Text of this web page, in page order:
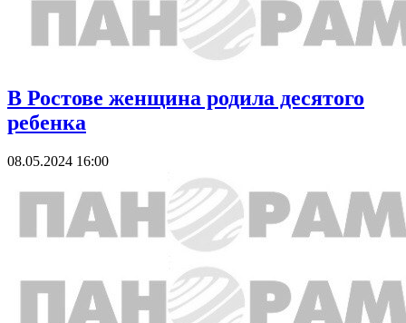
В Ростове женщина родила десятого
ребенка
08.05.2024 16:00